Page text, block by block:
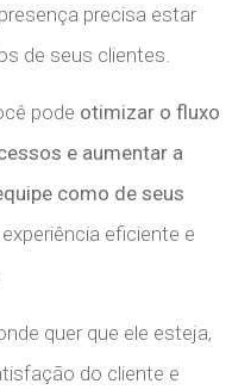
precisa estar
de seus clientes.
pode otimizar o fluxo
e aumentar a
como de seus
eficiente e
quer que ele esteja,
do cliente e